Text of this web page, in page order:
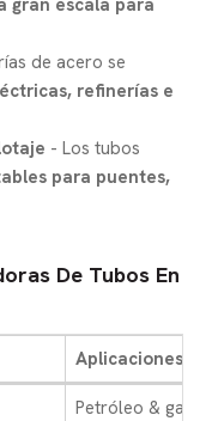
gran escala para
de acero se
refinerías e
- Los tubos
para puentes,
De Tubos En
Aplicaciones
Petróleo &